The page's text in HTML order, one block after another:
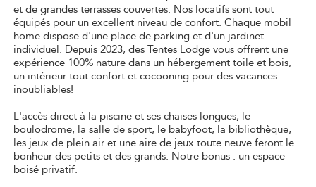
et de grandes terrasses couvertes. Nos locatifs sont tout
équipés pour un excellent niveau de confort. Chaque mobil
home dispose d'une place de parking et d'un jardinet
individuel. Depuis 2023, des Tentes Lodge vous offrent une
expérience 100% nature dans un hébergement toile et bois,
un intérieur tout confort et cocooning pour des vacances
inoubliables!
L'accès direct à la piscine et ses chaises longues, le
boulodrome, la salle de sport, le babyfoot, la bibliothèque,
les jeux de plein air et une aire de jeux toute neuve feront le
bonheur des petits et des grands. Notre bonus : un espace
boisé privatif.